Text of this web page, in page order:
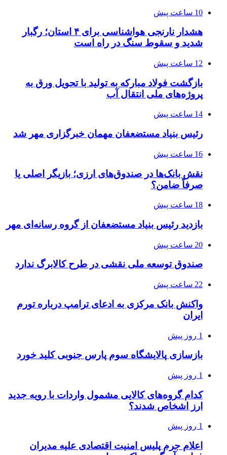
10 ساعت پیش
هشدار نارنجی هواشناسی برای ۴ استان؛ رگبار
شدید و سقوط سنگ در راه است
12 ساعت پیش
بازگشت فولاد مبارکه به تولید با تحویل ورق به
پروژه‌های ملی انتقال آب
14 ساعت پیش
رئیس بنیاد مستضعفان مهمان خبرگزاری مهر شد
16 ساعت پیش
نقش بانک‌ها در صندوق‌های ارزی؛ بازیگر اصلی یا
صرفاً ضامن؟
18 ساعت پیش
بازدید رئیس بنیاد مستضعفان از گروه رسانه‌ای مهر
20 ساعت پیش
صندوق توسعه ملی نقشی در طرح کالابرگ ندارد
22 ساعت پیش
واکنش بانک مرکزی به ادعای ترامپ درباره تورم
ایران
1 روز پیش
بازسازی پالایشگاه سوم پارس جنوبی کلید خورد
1 روز پیش
کدام گروه‌های کالایی مشمول واردات با رویه جدید
ارز اشخاص شدند؟
1 روز پیش
اعلام جرم پلیس امنیت اقتصادی علیه مدیران